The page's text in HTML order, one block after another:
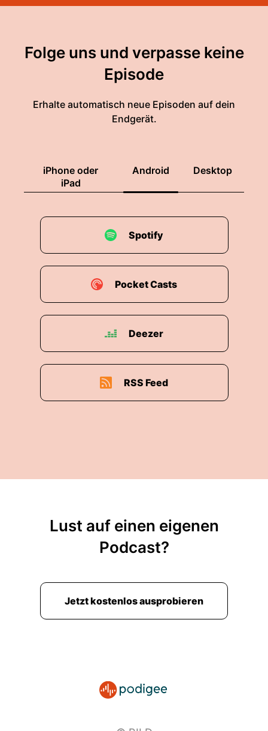
Folge uns und verpasse keine
Episode
Erhalte automatisch neue Episoden auf dein
Endgerät.
iPhone oder
iPad
Android Desktop
Spotify
Pocket Casts
Deezer
RSS Feed
Lust auf einen eigenen
Podcast?
Jetzt kostenlos ausprobieren